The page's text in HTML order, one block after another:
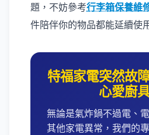
題，不妨參考行李箱保養維
件陪伴你的物品都能延續使
特福家電突然故
心愛廚
無論是氣炸鍋不過電、
其他家電異常，我們的